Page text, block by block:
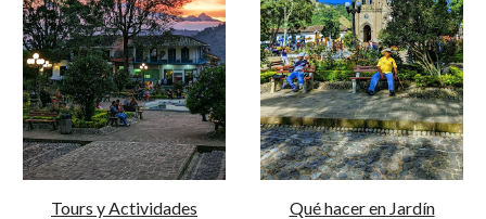
Tours y Actividades Qué hacer en Jardín